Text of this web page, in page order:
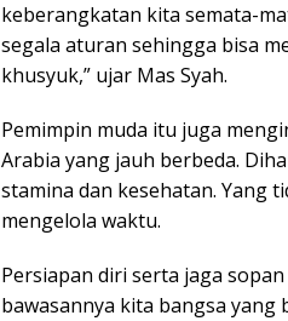
keberangkatan kita semata-
segala aturan sehingga bisa
khusyuk,” ujar Mas Syah.
Pemimpin muda itu juga
Arabia yang jauh berbeda.
stamina dan kesehatan. Yang
mengelola waktu.
Persiapan diri serta jaga
bawasannya kita bangsa yang